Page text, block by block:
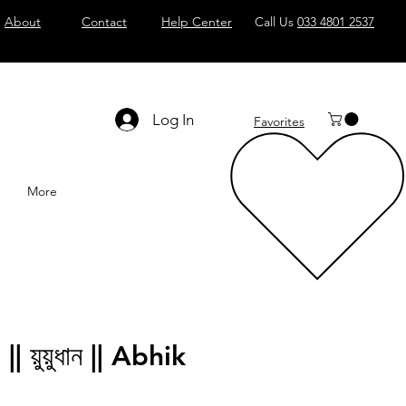
About Contact Help Center Call Us 033 4801 2537
Log In Favorites
More
য়ুয়ুধান || Abhik